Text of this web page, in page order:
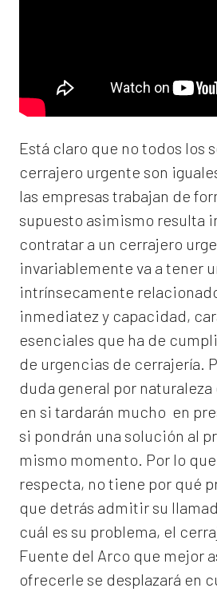
Está claro que no todos los
cerrajero urgente son
las empresas trabajan de
supuesto asimismo resulta
contratar a un cerrajero
invariablemente va a tener
intrínsecamente
inmediatez y capacidad,
esenciales que ha de
de urgencias de cerrajería.
duda general por naturaleza
en si tardarán mucho en
si pondrán una solución al
mismo momento. Por lo
respecta, no tiene por qué
que detrás admitir su
cuál es su problema, el
Fuente del Arco que mejor
ofrecerle se desplazará en